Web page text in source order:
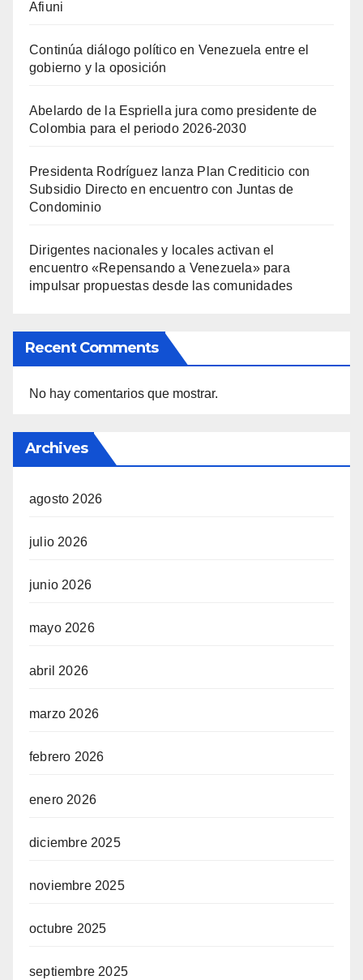
Afiuni
Continúa diálogo político en Venezuela entre el
gobierno y la oposición
Abelardo de la Espriella jura como presidente de
Colombia para el periodo 2026-2030
Presidenta Rodríguez lanza Plan Crediticio con
Subsidio Directo en encuentro con Juntas de
Condominio
Dirigentes nacionales y locales activan el
encuentro «Repensando a Venezuela» para
impulsar propuestas desde las comunidades
Recent Comments
No hay comentarios que mostrar.
Archives
agosto 2026
julio 2026
junio 2026
mayo 2026
abril 2026
marzo 2026
febrero 2026
enero 2026
diciembre 2025
noviembre 2025
octubre 2025
septiembre 2025